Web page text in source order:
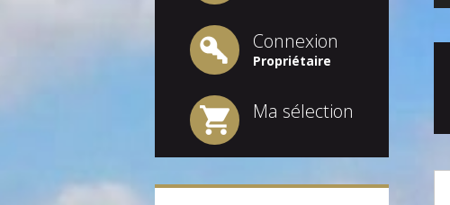
Connexion
Propriétaire
Ma sélection